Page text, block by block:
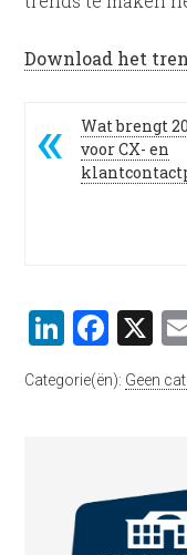
Download het
Wat brengt
voor CX- en
X
Categorie(ën): Geen